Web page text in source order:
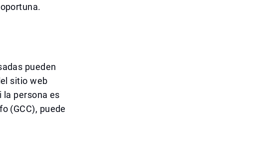
pueden
sitio web
la persona es
(GCC), puede